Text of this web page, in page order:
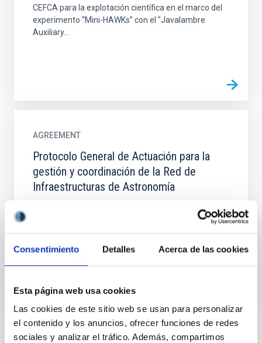
Consentimiento Detalles Acerca de las cookies
Esta página web usa cookies
Las cookies de este sitio web se usan para personalizar
el contenido y los anuncios, ofrecer funciones de redes
sociales y analizar el tráfico. Además, compartimos
CEFCA para la explotación científica en el marco del
experimento “Mini-HAWKs” con el "Javalambre
Auxiliary...
AGREEMENT
Protocolo General de Actuación para la
gestión y coordinación de la Red de
Infraestructuras de Astronomía
Tiene por objeto la coordinación de las actividades de
infraestructuras astronómicas terrestres y de
espacio al...